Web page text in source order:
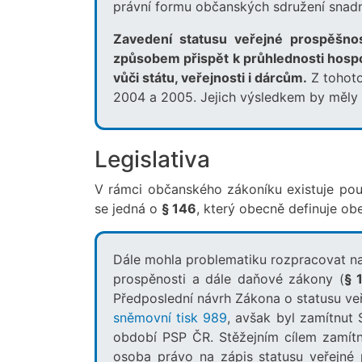
právní formu občanských sdružení
Zavedení statusu veřejné
způsobem přispět k průhlednosti
vůči státu, veřejnosti i dárcům. Z
2004 a 2005. Jejich výsledkem by
Legislativa
V rámci občanského zákoníku existuje
se jedná o § 146, který obecně definuje
Dále mohla problematiku rozpracovat
prospěnosti a dále daňové zákony (§
Předposlední návrh Zákona o statusu
sněmovní tisk 989, avšak byl zamítnut
období PSP ČR. Stěžejním cílem
osoba právo na zápis statusu